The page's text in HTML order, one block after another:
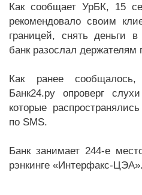
Как сообщает УрБК, 15
рекомендовало своим
границей, снять деньги
банк разослал держателям
Как ранее
Банк24.ру опроверг
которые
по SMS.
Банк занимает 244-е
рэнкинге «Интерфакс-ЦЭА».